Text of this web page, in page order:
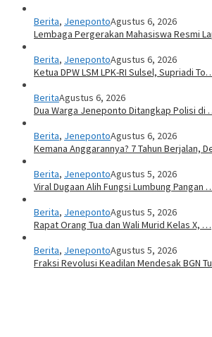
Berita, JenepontoAgustus 6, 2026
Lembaga Pergerakan Mahasiswa Resmi
Berita, JenepontoAgustus 6, 2026
Ketua DPW LSM LPK-RI Sulsel, Supriadi
BeritaAgustus 6, 2026
Dua Warga Jeneponto Ditangkap Polisi di
Berita, JenepontoAgustus 6, 2026
Kemana Anggarannya? 7 Tahun Berjalan,
Berita, JenepontoAgustus 5, 2026
Viral Dugaan Alih Fungsi Lumbung Pangan
Berita, JenepontoAgustus 5, 2026
Rapat Orang Tua dan Wali Murid Kelas X, …
Berita, JenepontoAgustus 5, 2026
Fraksi Revolusi Keadilan Mendesak BGN